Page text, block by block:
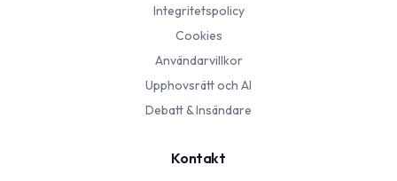
Integritetspolicy
Cookies
Användarvillkor
Upphovsrätt och AI
Debatt & Insändare
Kontakt